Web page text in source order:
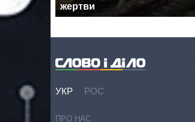
жертви
УКР РОС
ПРО НАС